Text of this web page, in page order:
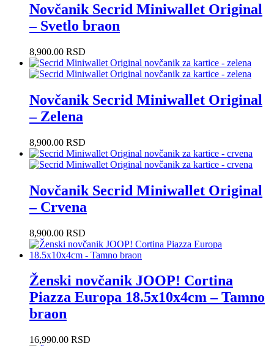
Novčanik Secrid Miniwallet Original
– Svetlo braon
8,900.00 RSD
Novčanik Secrid Miniwallet Original
– Zelena
8,900.00 RSD
Novčanik Secrid Miniwallet Original
– Crvena
8,900.00 RSD
Ženski novčanik JOOP! Cortina
Piazza Europa 18.5x10x4cm – Tamno
braon
16,990.00 RSD